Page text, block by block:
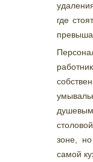
где
зоне,
самой